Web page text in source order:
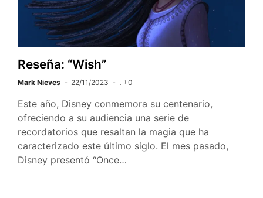
Reseña: “Wish”
Mark Nieves 22/11/2023 0
Este año, Disney conmemora su centenario,
ofreciendo a su audiencia una serie de
recordatorios que resaltan la magia que ha
caracterizado este último siglo. El mes pasado,
Disney presentó “Once…